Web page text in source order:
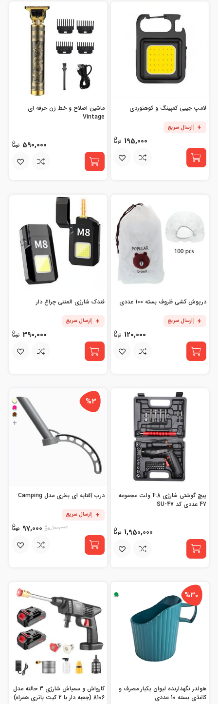
لامپ جیبی کمپینگ و کوهنوردی
ارسال سریع
195,000
ماشین اصلاح و خط زن حرفه ای
Vintage
590,000
درپوش کشی ظروف بسته 100 عددی
ارسال سریع
120,000
فندک شارژی المنتی چراغ دار
ارسال سریع
390,000
پیچ گوشتی شارژی 4.8 ولت مجموعه
47 عددی کد SU-47
1,950,000
%3
+
درب آفتابه ای بطری مدل Camping
ارسال سریع
100,000
97,000
%30
هولدر نگهدارنده لیوان یکبار مصرف و
کاغذی بسته 10 عددی
کارواش و سمپاش شارژی 3 حالته مدل
8106 (جعبه دار با 2 کیت باتری همراه)